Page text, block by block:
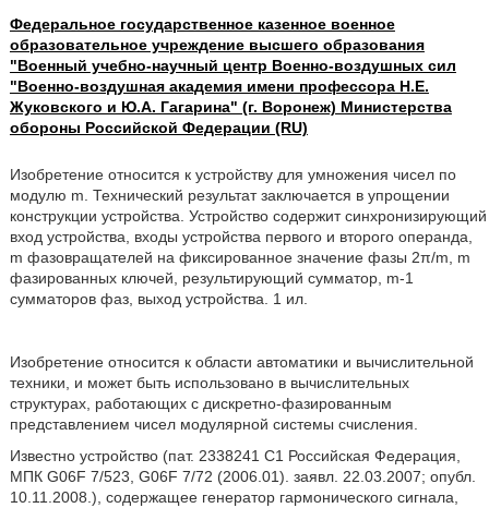
Федеральное государственное казенное военное
образовательное учреждение высшего образования
"Военный учебно-научный центр Военно-воздушных сил
"Военно-воздушная академия имени профессора Н.Е.
Жуковского и Ю.А. Гагарина" (г. Воронеж) Министерства
обороны Российской Федерации (RU)
Изобретение относится к устройству для умножения чисел по
модулю m. Технический результат заключается в упрощении
конструкции устройства. Устройство содержит синхронизирующий
вход устройства, входы устройства первого и второго операнда,
m фазовращателей на фиксированное значение фазы 2π/m, m
фазированных ключей, результирующий сумматор, m-1
сумматоров фаз, выход устройства. 1 ил.
Изобретение относится к области автоматики и вычислительной
техники, и может быть использовано в вычислительных
структурах, работающих с дискретно-фазированным
представлением чисел модулярной системы счисления.
Известно устройство (пат. 2338241 С1 Российская Федерация,
МПК G06F 7/523, G06F 7/72 (2006.01). заявл. 22.03.2007; опубл.
10.11.2008.), содержащее генератор гармонического сигнала,